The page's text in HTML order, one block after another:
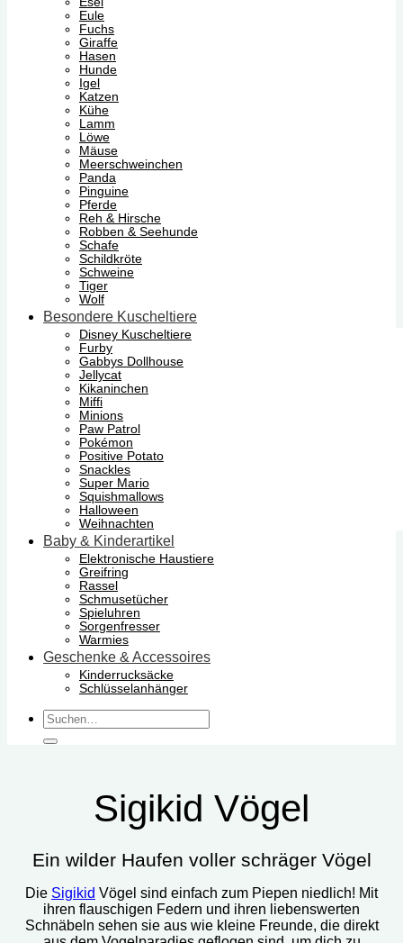
Eule
Fuchs
Giraffe
Hasen
Hunde
Igel
Katzen
Kühe
Lamm
Löwe
Mäuse
Meerschweinchen
Panda
Pinguine
Pferde
Reh & Hirsche
Robben & Seehunde
Schafe
Schildkröte
Schweine
Tiger
Wolf
Besondere Kuscheltiere
Disney Kuscheltiere
Furby
Gabbys Dollhouse
Jellycat
Kikaninchen
Miffi
Minions
Paw Patrol
Pokémon
Positive Potato
Snackles
Super Mario
Squishmallows
Halloween
Weihnachten
Baby & Kinderartikel
Elektronische Haustiere
Greifring
Rassel
Schmusetücher
Spieluhren
Sorgenfresser
Warmies
Geschenke & Accessoires
Kinderrucksäcke
Schlüsselanhänger
Suchen
nach:
Sigikid Vögel
Ein wilder Haufen voller schräger Vögel
Die Sigikid Vögel sind einfach zum Piepen niedlich! Mit
ihren flauschigen Federn und ihren liebenswerten
Schnäbeln sehen sie aus wie kleine Freunde, die direkt